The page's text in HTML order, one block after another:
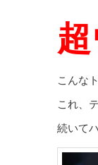
こんな
これ、
続いて